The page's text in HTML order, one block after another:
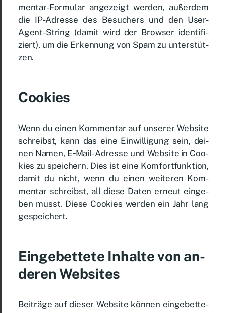
men­tar-For­mu­lar an­ge­zeigt wer­den, au­ßer­dem
die IP-Adres­se des Be­su­chers und den User-
Agent-String (da­mit wird der Brow­ser iden­ti­fi­
ziert), um die Er­ken­nung von Spam zu un­ter­stüt­
zen.
Coo­kies
Wenn du ei­nen Kom­men­tar auf un­se­rer Web­site
schreibst, kann das ei­ne Ein­wil­li­gung sein, dei­
nen Na­men, E‑­Mail-Adres­se und Web­site in Coo­
kies zu spei­chern. Dies ist ei­ne Kom­fort­funk­ti­on,
da­mit du nicht, wenn du ei­nen wei­te­ren Kom­
men­tar schreibst, all die­se Da­ten er­neut ein­ge­
ben musst. Die­se Coo­kies wer­den ein Jahr lang
ge­spei­chert.
Ein­ge­bet­te­te In­hal­te von an­
de­ren Web­sites
Bei­trä­ge auf die­ser Web­site kön­nen ein­ge­bet­te­